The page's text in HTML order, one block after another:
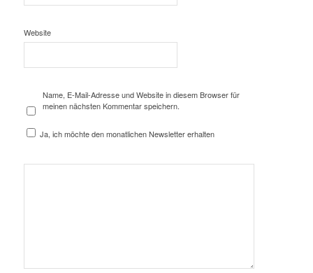
Website
Name, E-Mail-Adresse und Website in diesem Browser für
meinen nächsten Kommentar speichern.
Ja, ich möchte den monatlichen Newsletter erhalten